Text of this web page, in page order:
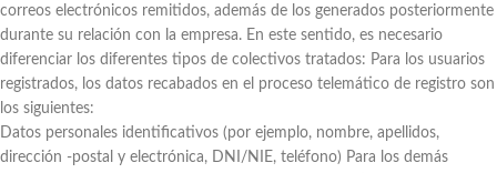
correos electrónicos remitidos, además de los generados posteriormente
durante su relación con la empresa. En este sentido, es necesario
diferenciar los diferentes tipos de colectivos tratados: Para los usuarios
registrados, los datos recabados en el proceso telemático de registro son
los siguientes:
Datos personales identificativos (por ejemplo, nombre, apellidos,
dirección -postal y electrónica, DNI/NIE, teléfono) Para los demás